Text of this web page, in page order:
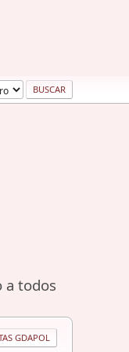
a todos
GDAPOL